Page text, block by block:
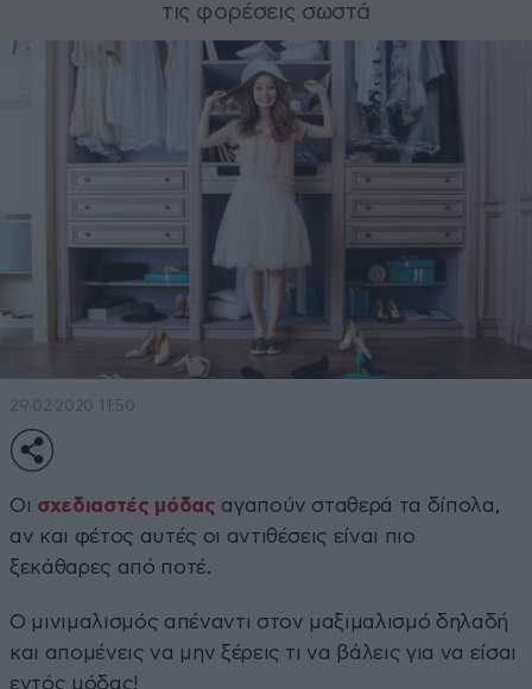
τις φορέσεις σωστά
29·02·2020 11:50
Οι σχεδιαστές μόδας αγαπούν σταθερά τα δίπολα,
αν και φέτος αυτές οι αντιθέσεις είναι πιο
ξεκάθαρες από ποτέ.
Ο μινιμαλισμός απέναντι στον μαξιμαλισμό δηλαδή
και απομένεις να μην ξέρεις τι να βάλεις για να είσαι
εντός μόδας!